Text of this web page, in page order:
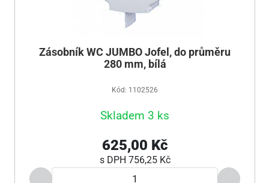
Zásobník WC JUMBO Jofel, do průměru
280 mm, bílá
Kód: 1102526
Skladem 3 ks
625,00 Kč
s DPH 756,25 Kč